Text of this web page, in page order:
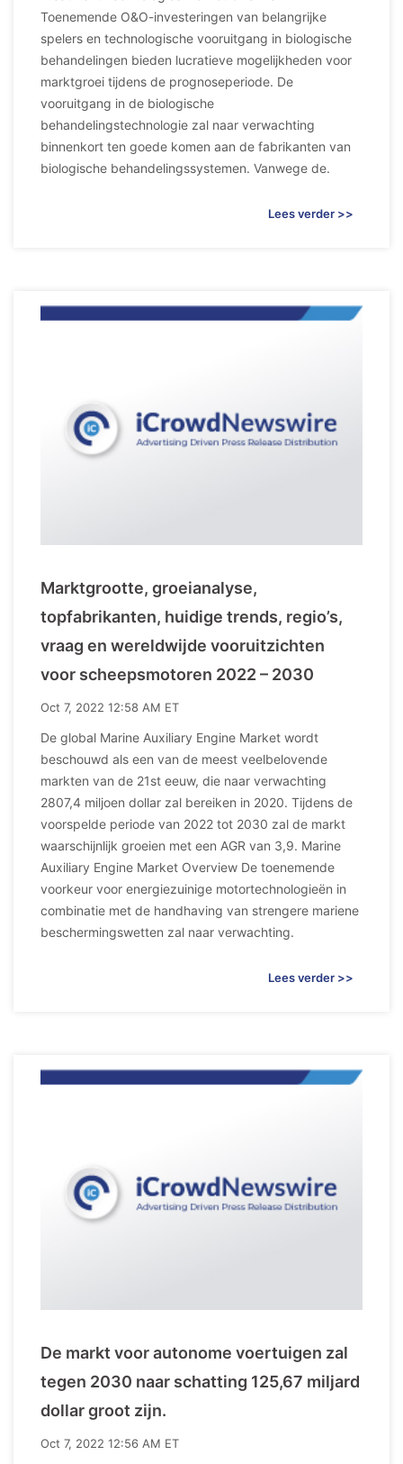
Toenemende O&O-investeringen van belangrijke
spelers en technologische vooruitgang in biologische
behandelingen bieden lucratieve mogelijkheden voor
marktgroei tijdens de prognoseperiode. De
vooruitgang in de biologische
behandelingstechnologie zal naar verwachting
binnenkort ten goede komen aan de fabrikanten van
biologische behandelingssystemen. Vanwege de.
Lees verder >>
Marktgrootte, groeianalyse,
topfabrikanten, huidige trends, regio’s,
vraag en wereldwijde vooruitzichten
voor scheepsmotoren 2022 – 2030
Oct 7, 2022 12:58 AM ET
De global Marine Auxiliary Engine Market wordt
beschouwd als een van de meest veelbelovende
markten van de 21st eeuw, die naar verwachting
2807,4 miljoen dollar zal bereiken in 2020. Tijdens de
voorspelde periode van 2022 tot 2030 zal de markt
waarschijnlijk groeien met een AGR van 3,9. Marine
Auxiliary Engine Market Overview De toenemende
voorkeur voor energiezuinige motortechnologieën in
combinatie met de handhaving van strengere mariene
beschermingswetten zal naar verwachting.
Lees verder >>
De markt voor autonome voertuigen zal
tegen 2030 naar schatting 125,67 miljard
dollar groot zijn.
Oct 7, 2022 12:56 AM ET